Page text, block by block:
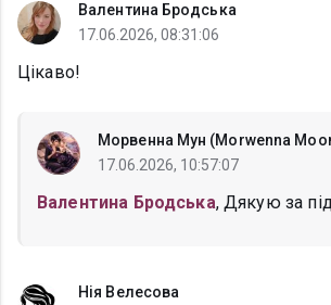
Валентина Бродська
17.06.2026, 08:31:06
Цікаво!
Морвенна Мун (Morwenna
17.06.2026, 10:57:07
Валентина Бродська, Дякую за
Нія Велесова